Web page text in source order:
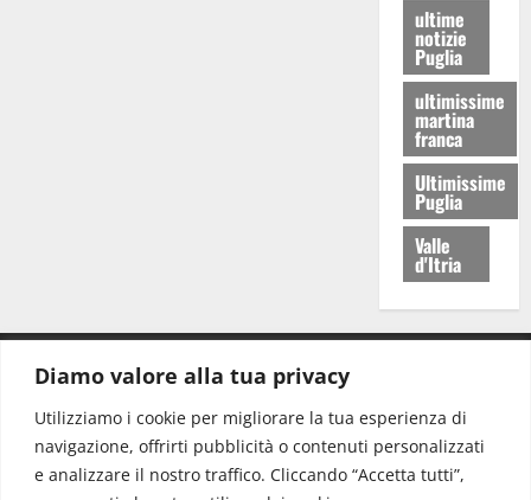
Diamo valore alla tua privacy
Utilizziamo i cookie per migliorare la tua esperienza di
navigazione, offrirti pubblicità o contenuti personalizzati
e analizzare il nostro traffico. Cliccando “Accetta tutti”,
ultime
notizie
Puglia
ultimissime
martina
franca
Ultimissime
Puglia
Valle
d'Itria
Redazione: redazione@www.martinasera.it
Direttore:direttore@www.martinasera.it